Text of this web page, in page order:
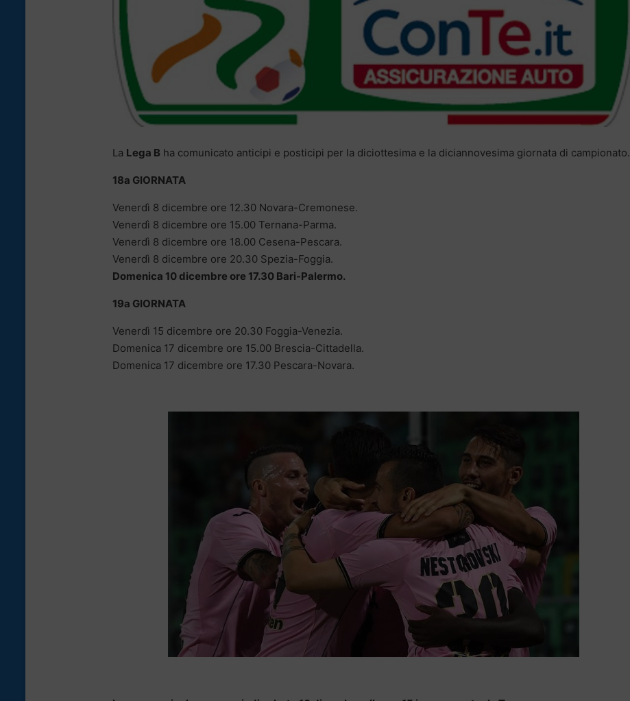
La Lega B ha comunicato anticipi e posticipi per la diciottesima e la diciannovesima giornata di campionato.
18a GIORNATA
Venerdì 8 dicembre ore 12.30 Novara-Cremonese.
Venerdì 8 dicembre ore 15.00 Ternana-Parma.
Venerdì 8 dicembre ore 18.00 Cesena-Pescara.
Venerdì 8 dicembre ore 20.30 Spezia-Foggia.
Domenica 10 dicembre ore 17.30 Bari-Palermo.
19a GIORNATA
Venerdì 15 dicembre ore 20.30 Foggia-Venezia.
Domenica 17 dicembre ore 15.00 Brescia-Cittadella.
Domenica 17 dicembre ore 17.30 Pescara-Novara.